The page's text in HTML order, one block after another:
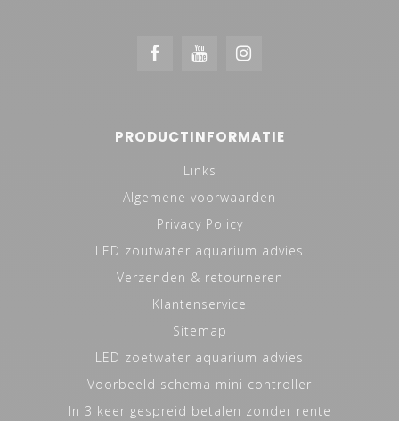
PRODUCTINFORMATIE
Links
Algemene voorwaarden
Privacy Policy
LED zoutwater aquarium advies
Verzenden & retourneren
Klantenservice
Sitemap
LED zoetwater aquarium advies
Voorbeeld schema mini controller
In 3 keer gespreid betalen zonder rente